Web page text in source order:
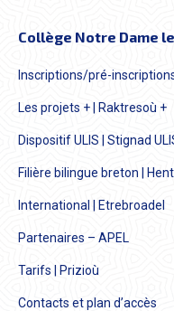
Collège Notre Dame
Inscriptions/pré-
Les projets + | Raktresoù +
Dispositif ULIS | Stignad
Filière bilingue breton |
International | Etrebroadel
Partenaires – APEL
Tarifs | Prizioù
Contacts et plan d’accès